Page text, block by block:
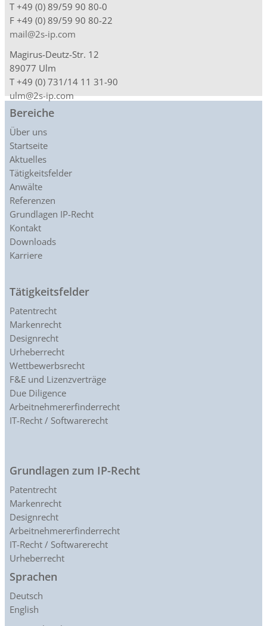
T +49 (0) 89/59 90 80-0
F +49 (0) 89/59 90 80-22
mail@2s-ip.com
Magirus-Deutz-Str. 12
89077 Ulm
T +49 (0) 731/14 11 31-90
ulm@2s-ip.com
Bereiche
Über uns
Startseite
Aktuelles
Tätigkeitsfelder
Anwälte
Referenzen
Grundlagen IP-Recht
Kontakt
Downloads
Karriere
Tätigkeitsfelder
Patentrecht
Markenrecht
Designrecht
Urheberrecht
Wettbewerbsrecht
F&E und Lizenzverträge
Due Diligence
Arbeitnehmererfinderrecht
IT-Recht / Softwarerecht
Grundlagen zum IP-Recht
Patentrecht
Markenrecht
Designrecht
Arbeitnehmererfinderrecht
IT-Recht / Softwarerecht
Urheberrecht
Sprachen
Deutsch
English